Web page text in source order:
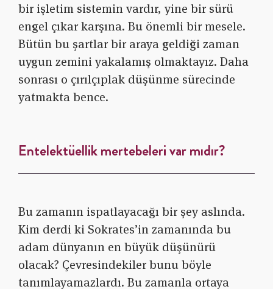
bir işletim sistemin vardır, yine bir sürü
engel çıkar karşına. Bu önemli bir mesele.
Bütün bu şartlar bir araya geldiği zaman
uygun zemini yakalamış olmaktayız. Daha
sonrası o çırılçıplak düşünme sürecinde
yatmakta bence.
Entelektüellik mertebeleri var mıdır?
Bu zamanın ispatlayacağı bir şey aslında.
Kim derdi ki Sokrates’in zamanında bu
adam dünyanın en büyük düşünürü
olacak? Çevresindekiler bunu böyle
tanımlayamazlardı. Bu zamanla ortaya